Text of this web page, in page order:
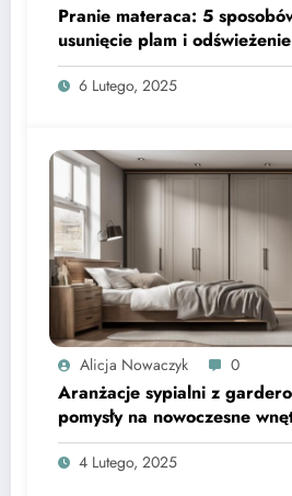
Pranie materaca: 5
usunięcie plam i
6 Lutego, 2025
Alicja Nowaczyk 0
Aranżacje sypialni z
pomysły na nowoczesne
roku
4 Lutego, 2025